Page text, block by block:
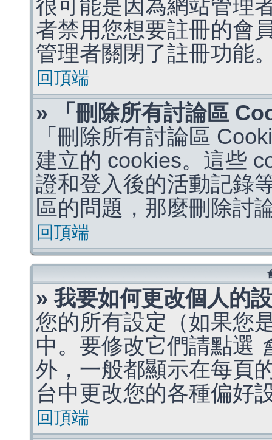
很可能是因為網站管理
者禁用您想要註冊的會
管理者關閉了註冊功能
回頂端
» 「刪除所有討論區
「刪除所有討論區
建立的 cookies。這些
證和登入後的活動記錄
區的問題，那麼刪除討
回頂端
» 我要如何更改個人的
您的所有設定（如果您
中。要修改它們請點選
外，一般都顯示在每頁
台中更改您的各種偏好
回頂端